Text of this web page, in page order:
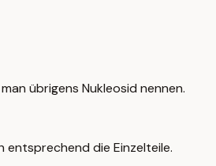
übrigens Nukleosid nennen.
entsprechend die Einzelteile.